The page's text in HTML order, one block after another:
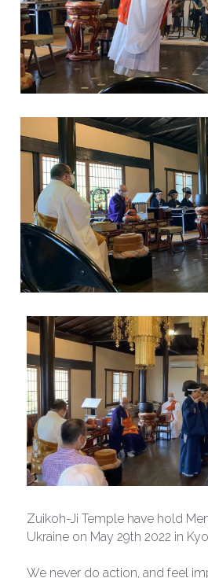
Zuikoh-Ji Temple have hold
Ukraine on May 29th 2022 in
We never do action, and feel